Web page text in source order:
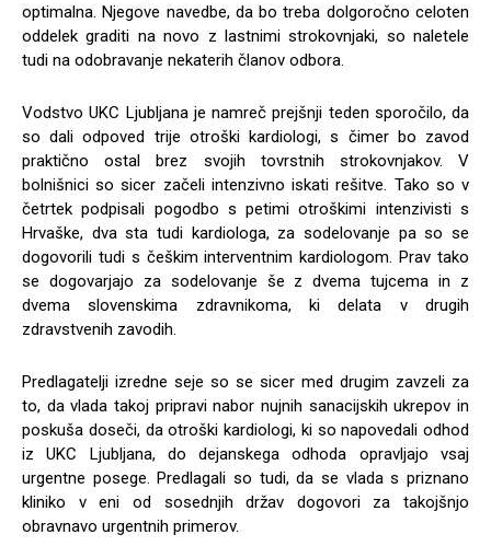
optimalna. Njegove navedbe, da bo treba dolgoročno celoten
oddelek graditi na novo z lastnimi strokovnjaki, so naletele
tudi na odobravanje nekaterih članov odbora.
Vodstvo UKC Ljubljana je namreč prejšnji teden sporočilo, da
so dali odpoved trije otroški kardiologi, s čimer bo zavod
praktično ostal brez svojih tovrstnih strokovnjakov. V
bolnišnici so sicer začeli intenzivno iskati rešitve. Tako so v
četrtek podpisali pogodbo s petimi otroškimi intenzivisti s
Hrvaške, dva sta tudi kardiologa, za sodelovanje pa so se
dogovorili tudi s češkim interventnim kardiologom. Prav tako
se dogovarjajo za sodelovanje še z dvema tujcema in z
dvema slovenskima zdravnikoma, ki delata v drugih
zdravstvenih zavodih.
Predlagatelji izredne seje so se sicer med drugim zavzeli za
to, da vlada takoj pripravi nabor nujnih sanacijskih ukrepov in
poskuša doseči, da otroški kardiologi, ki so napovedali odhod
iz UKC Ljubljana, do dejanskega odhoda opravljajo vsaj
urgentne posege. Predlagali so tudi, da se vlada s priznano
kliniko v eni od sosednjih držav dogovori za takojšnjo
obravnavo urgentnih primerov.